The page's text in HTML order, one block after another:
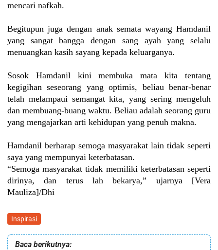
mencari nafkah.
Begitupun juga dengan anak semata wayang Hamdanil
yang sangat bangga dengan sang ayah yang selalu
menuangkan kasih sayang kepada keluarganya.
Sosok Hamdanil kini membuka mata kita tentang
kegigihan seseorang yang optimis, beliau benar-benar
telah melampaui semangat kita, yang sering mengeluh
dan membuang-buang waktu. Beliau adalah seorang guru
yang mengajarkan arti kehidupan yang penuh makna.
Hamdanil berharap semoga masyarakat lain tidak seperti
saya yang mempunyai keterbatasan.
“Semoga masyarakat tidak memiliki keterbatasan seperti
dirinya, dan terus lah bekarya,” ujarnya [Vera
Mauliza]/Dhi
Inspirasi
Baca berikutnya: